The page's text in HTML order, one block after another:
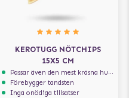
KEROTUGG NÖTCHIPS
15X5 CM
Passar även den mest kräsna hunden
Förebygger tandsten
Inga onödiga tillsatser